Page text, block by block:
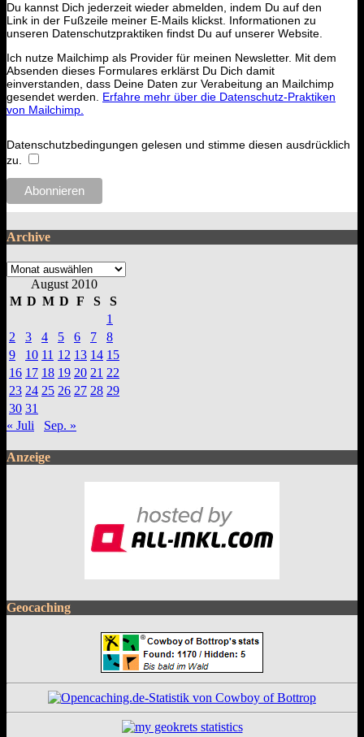
Du kannst Dich jederzeit wieder abmelden, indem Du auf den
Link in der Fußzeile meiner E-Mails klickst. Informationen zu
unseren Datenschutzpraktiken findst Du auf unserer Website.
Ich nutze Mailchimp als Provider für meinen Newsletter. Mit dem
Absenden dieses Formulares erklärst Du Dich damit
einverstanden, dass Deine Daten zur Verabeitung an Mailchimp
gesendet werden. Erfahre mehr über die Datenschutz-Praktiken
von Mailchimp.
Datenschutzbedingungen gelesen und stimme diesen ausdrücklich
zu.
Archive
Archive
August 2010
M D M D F S
S
1
2
3 4 5 6 7
8
9
10 11 12 13 14 15
16 17 18 19 20 21 22
23 24 25 26 27 28 29
30 31
« Juli
Sep. »
Anzeige
Geocaching